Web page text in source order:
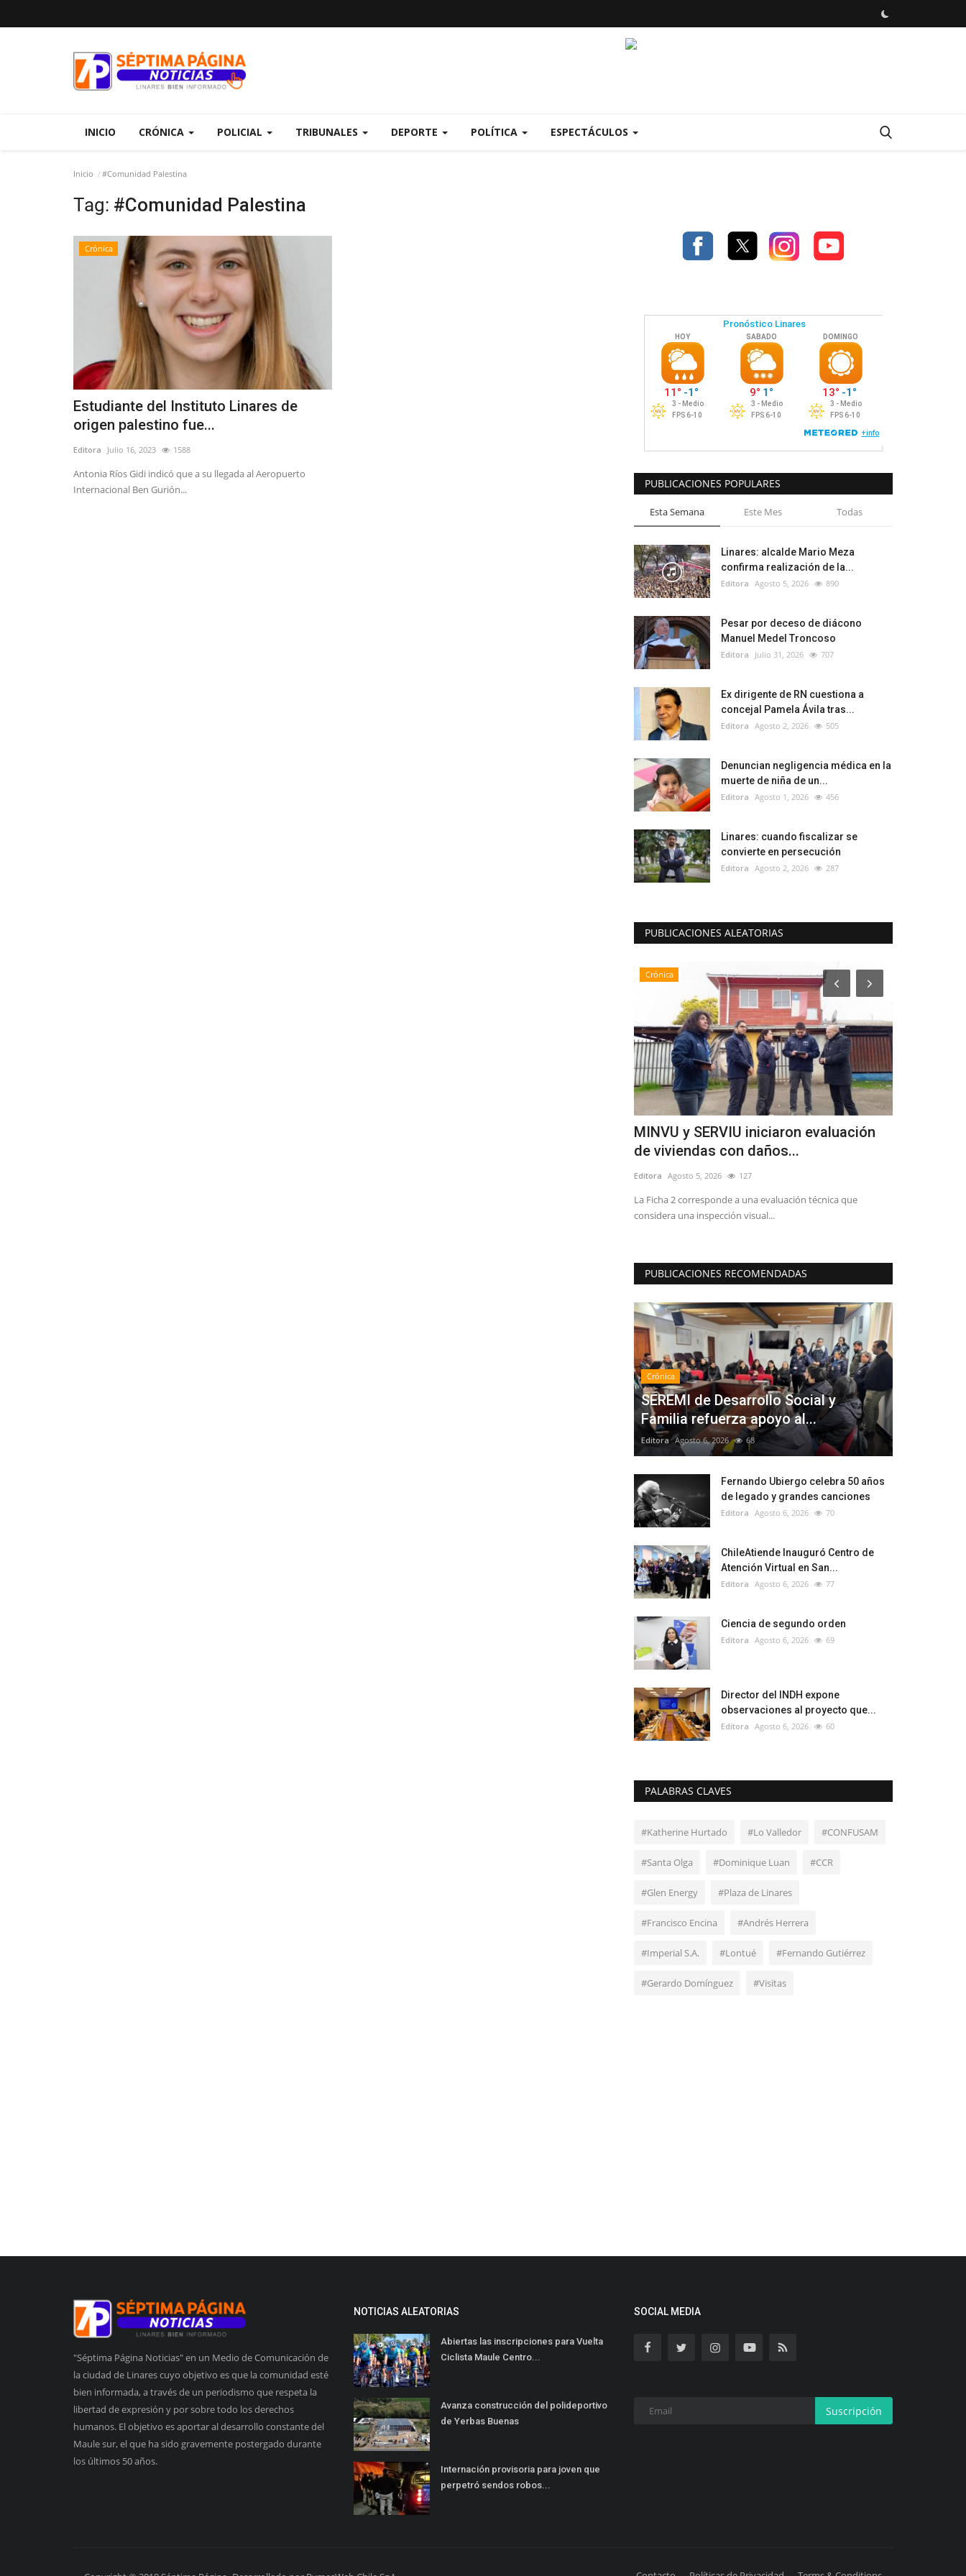
INICIO CRÓNICA POLICIAL TRIBUNALES DEPORTE POLÍTICA ESPECTÁCULOS
Inicio #Comunidad Palestina
Tag: #Comunidad Palestina
Crónica
Estudiante del Instituto Linares de
origen palestino fue...
Editora Julio 16, 2023 1588
Antonia Ríos Gidi indicó que a su llegada al Aeropuerto
Internacional Ben Gurión...
PUBLICACIONES POPULARES
Esta Semana Este Mes Todas
Linares: alcalde Mario Meza
confirma realización de la...
Editora Agosto 5, 2026 890
Pesar por deceso de diácono
Manuel Medel Troncoso
Editora Julio 31, 2026 707
Ex dirigente de RN cuestiona a
concejal Pamela Ávila tras...
Editora Agosto 2, 2026 505
Denuncian negligencia médica en la
muerte de niña de un...
Editora Agosto 1, 2026 456
Linares: cuando fiscalizar se
convierte en persecución
Editora Agosto 2, 2026 287
PUBLICACIONES ALEATORIAS
Crónica
MINVU y SERVIU iniciaron evaluación
de viviendas con daños...
Editora Agosto 5, 2026 127
La Ficha 2 corresponde a una evaluación técnica que
considera una inspección visual...
PUBLICACIONES RECOMENDADAS
Crónica
SEREMI de Desarrollo Social y
Familia refuerza apoyo al...
Editora Agosto 6, 2026 68
Fernando Ubiergo celebra 50 años
de legado y grandes canciones
Editora Agosto 6, 2026 70
ChileAtiende Inauguró Centro de
Atención Virtual en San...
Editora Agosto 6, 2026 77
Ciencia de segundo orden
Editora Agosto 6, 2026 69
Director del INDH expone
observaciones al proyecto que...
Editora Agosto 6, 2026 60
PALABRAS CLAVES
#Katherine Hurtado #Lo Valledor #CONFUSAM
#Santa Olga #Dominique Luan #CCR
#Glen Energy #Plaza de Linares
#Francisco Encina #Andrés Herrera
#Imperial S.A. #Lontué #Fernando Gutiérrez
#Gerardo Domínguez #Visitas
"Séptima Página Noticias" en un Medio de Comunicación de
la ciudad de Linares cuyo objetivo es que la comunidad esté
bien informada, a través de un periodismo que respeta la
libertad de expresión y por sobre todo los derechos
humanos. El objetivo es aportar al desarrollo constante del
Maule sur, el que ha sido gravemente postergado durante
los últimos 50 años.
NOTICIAS ALEATORIAS
Abiertas las inscripciones para Vuelta
Ciclista Maule Centro...
Avanza construcción del polideportivo
de Yerbas Buenas
Internación provisoria para joven que
perpetró sendos robos...
SOCIAL MEDIA
Suscripción